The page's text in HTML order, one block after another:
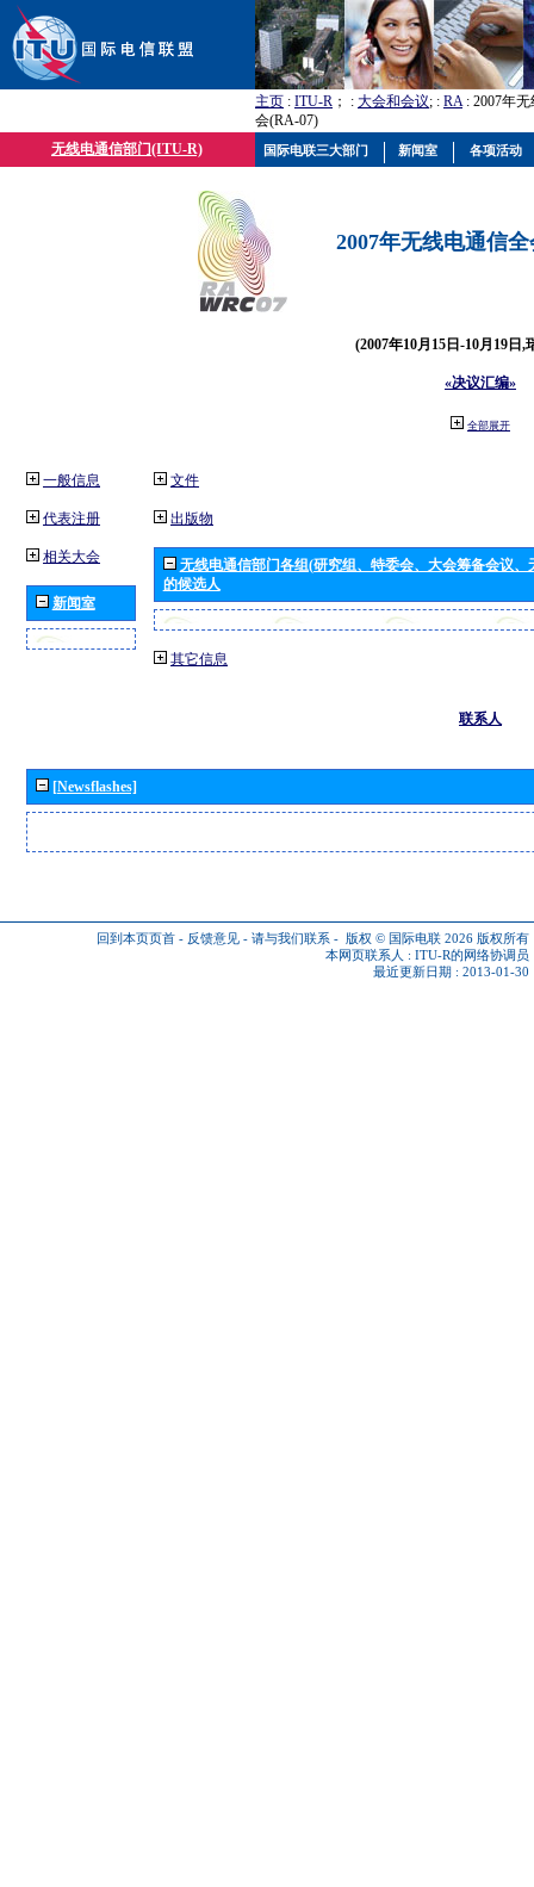
主页 : ITU-R ； : 大会和会议; : RA: 2007年
会(RA-07)
无线电通信部门(ITU-R)
2007年无线电通信
(2007年10月15日-10月19日,
«决议汇编»
全部展开
一般信息
代表注册
相关大会
新闻室
文件
出版物
无线电通信部门各组(研究组、特委会、大会筹备会议
的候选人
其它信息
联系人
[Newsflashes]
回到本页页首 - 反馈意见 - 请与我们联系 - 版权 © 国际电联 2026 版权所有
本网页联系人 : ITU-R的网络协调员
最近更新日期 : 2013-01-30
国际电联三大部门 新闻室 各项活动